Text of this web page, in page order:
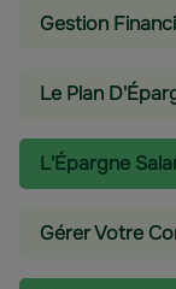
Gestion
Le Plan
L'épargne
Gérer Votre